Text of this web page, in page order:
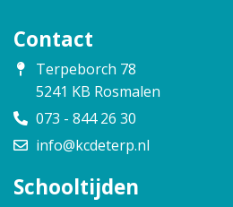
Contact
Terpeborch 78
5241 KB Rosmalen
073 - 844 26 30
info@kcdeterp.nl
Schooltijden